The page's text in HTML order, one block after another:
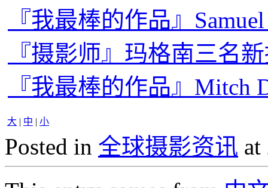
『我最棒的作品』
『摄影师』玛格南三名
『我最棒的作品』Mitch
大 | 中 | 小
Posted in 全球摄影资讯 at